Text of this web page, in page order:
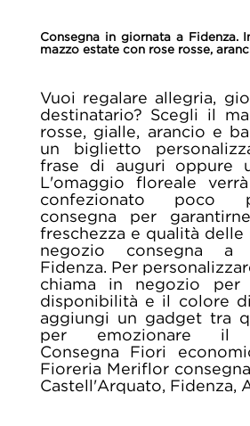
Consegna in giornata a Fidenza.
mazzo estate con rose rosse,
Vuoi regalare allegria,
destinatario? Scegli il
rosse, gialle, arancio e
un biglietto
frase di auguri oppure
L'omaggio floreale
confezionato poco
consegna per
freschezza e qualità delle
negozio consegna a
Fidenza. Per
chiama in negozio per
disponibilità e il colore
aggiungi un gadget tra
per emozionare il
Consegna Fiori
Fioreria Meriflor
Castell'Arquato, Fidenza,